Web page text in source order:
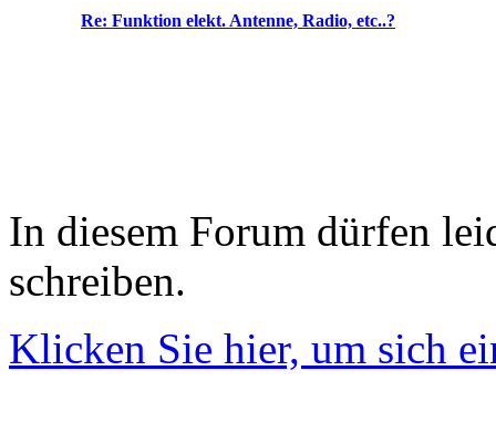
Re: Funktion elekt. Antenne, Radio, etc..?
In diesem Forum dürfen
schreiben.
Klicken Sie hier, um sich